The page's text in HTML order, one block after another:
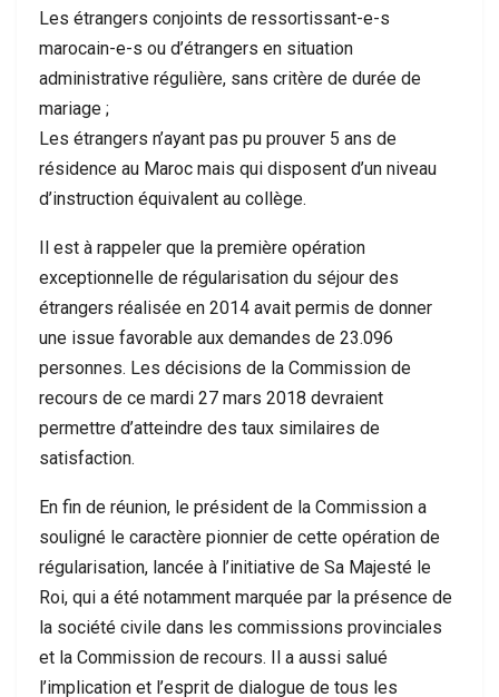
Les étrangers conjoints de ressortissant-e-s
marocain-e-s ou d’étrangers en situation
administrative régulière, sans critère de durée de
mariage ;
Les étrangers n’ayant pas pu prouver 5 ans de
résidence au Maroc mais qui disposent d’un niveau
d’instruction équivalent au collège.
Il est à rappeler que la première opération
exceptionnelle de régularisation du séjour des
étrangers réalisée en 2014 avait permis de donner
une issue favorable aux demandes de 23.096
personnes. Les décisions de la Commission de
recours de ce mardi 27 mars 2018 devraient
permettre d’atteindre des taux similaires de
satisfaction.
En fin de réunion, le président de la Commission a
souligné le caractère pionnier de cette opération de
régularisation, lancée à l’initiative de Sa Majesté le
Roi, qui a été notamment marquée par la présence de
la société civile dans les commissions provinciales
et la Commission de recours. Il a aussi salué
l’implication et l’esprit de dialogue de tous les